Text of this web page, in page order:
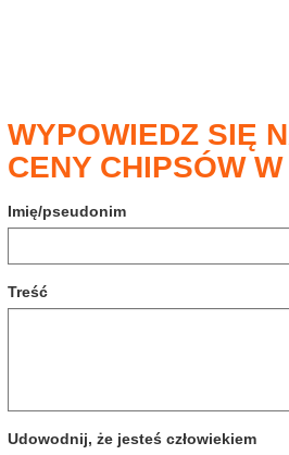
WYPOWIEDZ SIĘ
CENY CHIPSÓW
Imię/pseudonim
Treść
Udowodnij, że jesteś człowiekiem